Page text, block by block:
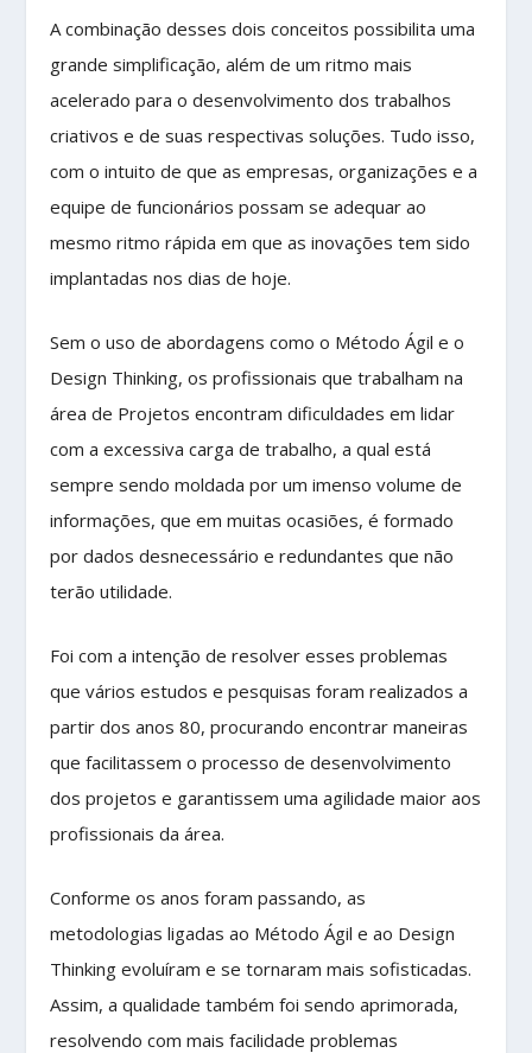
A combinação desses dois conceitos possibilita uma
grande simplificação, além de um ritmo mais
acelerado para o desenvolvimento dos trabalhos
criativos e de suas respectivas soluções. Tudo isso,
com o intuito de que as empresas, organizações e a
equipe de funcionários possam se adequar ao
mesmo ritmo rápida em que as inovações tem sido
implantadas nos dias de hoje.
Sem o uso de abordagens como o Método Ágil e o
Design Thinking, os profissionais que trabalham na
área de Projetos encontram dificuldades em lidar
com a excessiva carga de trabalho, a qual está
sempre sendo moldada por um imenso volume de
informações, que em muitas ocasiões, é formado
por dados desnecessário e redundantes que não
terão utilidade.
Foi com a intenção de resolver esses problemas
que vários estudos e pesquisas foram realizados a
partir dos anos 80, procurando encontrar maneiras
que facilitassem o processo de desenvolvimento
dos projetos e garantissem uma agilidade maior aos
profissionais da área.
Conforme os anos foram passando, as
metodologias ligadas ao Método Ágil e ao Design
Thinking evoluíram e se tornaram mais sofisticadas.
Assim, a qualidade também foi sendo aprimorada,
resolvendo com mais facilidade problemas